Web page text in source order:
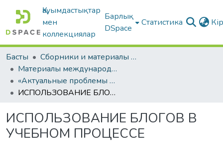
Қауымдастықтар
мен
коллекциялар
Барлық
DSpace
Статистика
Басты
Сборники и материалы конференций
Материалы международных научно-практических конференций
«Актуальные проблемы современного образования»
ИСПОЛЬЗОВАНИЕ БЛОГОВ В УЧЕБНОМ ПРОЦЕССЕ
ИСПОЛЬЗОВАНИЕ БЛОГОВ В
УЧЕБНОМ ПРОЦЕССЕ